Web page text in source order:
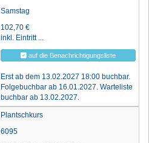
Samstag
102,70 €
inkl. Eintritt ...
auf die Benachrichtigungsliste
Erst ab dem 13.02.2027 18:00 buchbar.
Folgebuchbar ab 16.01.2027. Warteliste
buchbar ab 13.02.2027.
Plantschkurs
6095